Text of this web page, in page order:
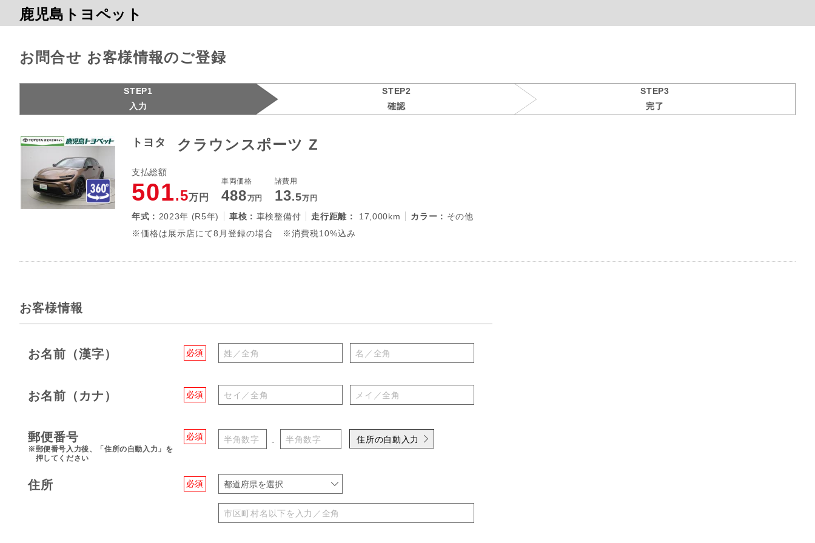
鹿児島トヨペット
お問合せ お客様情報のご登録
STEP1
入力
STEP2
確認
STEP3
完了
トヨタ クラウンスポーツ Z
支払総額
501.5万円
車両価格
488万円
諸費用
13.5万円
年式 : 2023年 (R5年) 車検 : 車検整備付 走行距離 : 17,000km カラー : その他
※価格は展示店にて8月登録の場合 ※消費税10%込み
お客様情報
必須
お名前（漢字）
必須
お名前（カナ）
必須
郵便番号
※郵便番号入力後、「住所の自動入力」を
押してください
- 住所の自動入力
必須
住所 都道府県を選択